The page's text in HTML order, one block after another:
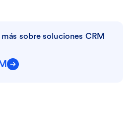
sobre soluciones CRM